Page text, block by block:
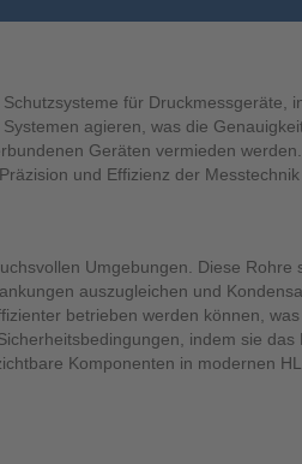
für Druckmessgeräte,
agieren, was die
Geräten vermieden
und Effizienz der Messtechnik
Umgebungen. Diese Rohre
auszugleichen und
betrieben werden können,
indem sie das
Komponenten in modernen